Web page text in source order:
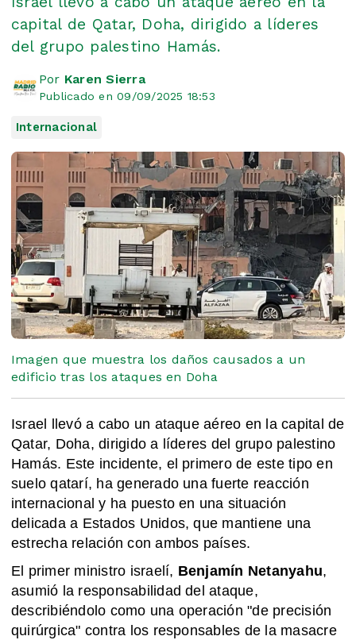
capital de Qatar, Doha, dirigido a líderes
del grupo palestino Hamás.
Por Karen Sierra
Publicado en 09/09/2025 18:53
Internacional
Imagen que muestra los daños causados ​​a un
edificio tras los ataques en Doha
Israel llevó a cabo un ataque aéreo en la capital de
Qatar, Doha, dirigido a líderes del grupo palestino
Hamás. Este incidente, el primero de este tipo en
suelo qatarí, ha generado una fuerte reacción
internacional y ha puesto en una situación
delicada a Estados Unidos, que mantiene una
estrecha relación con ambos países.
El primer ministro israelí, Benjamín Netanyahu,
asumió la responsabilidad del ataque,
describiéndolo como una operación "de precisión
quirúrgica" contra los responsables de la masacre